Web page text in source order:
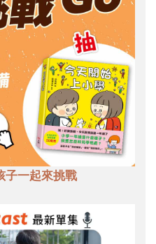
子一起來挑戰